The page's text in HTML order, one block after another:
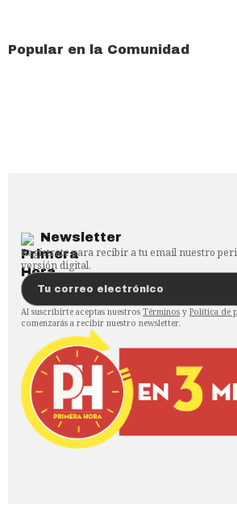
Popular en la Comunidad
Newsletter
Regístrate para recibir a tu email nuestro
versión digital.
Al suscribirte aceptas nuestros Términos y Política de
comenzarás a recibir nuestro newsletter.